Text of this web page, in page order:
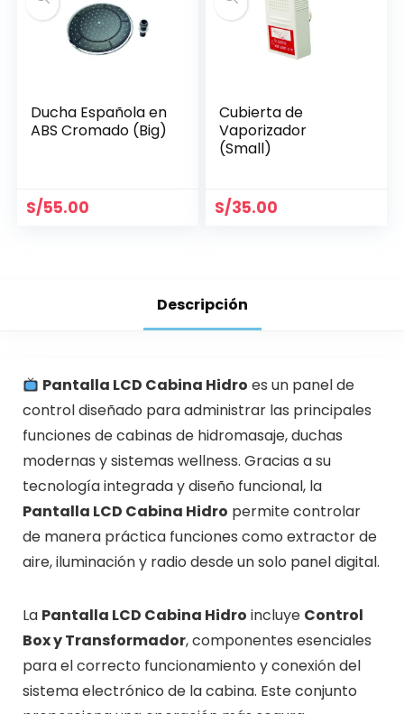
Ducha Española en
ABS Cromado (Big)
S/55.00
Cubierta de
Vaporizador
(Small)
S/35.00
Descripción
Pantalla LCD Cabina Hidro es un panel de
control diseñado para administrar las principales
funciones de cabinas de hidromasaje, duchas
modernas y sistemas wellness. Gracias a su
tecnología integrada y diseño funcional, la
Pantalla LCD Cabina Hidro permite controlar
de manera práctica funciones como extractor de
aire, iluminación y radio desde un solo panel digital.
La Pantalla LCD Cabina Hidro incluye Control
Box y Transformador, componentes esenciales
para el correcto funcionamiento y conexión del
sistema electrónico de la cabina. Este conjunto